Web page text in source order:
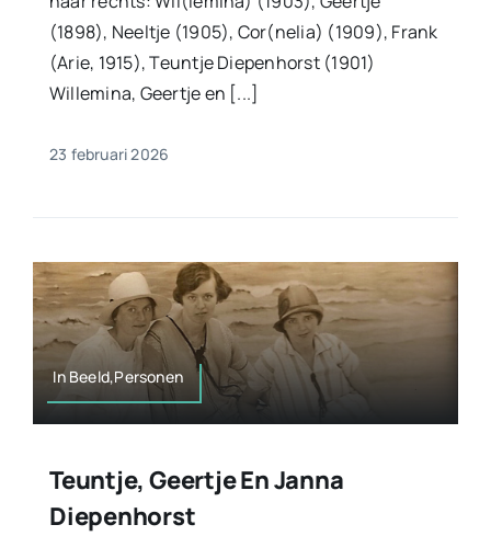
(1898), Neeltje (1905), Cor(nelia) (1909), Frank
(Arie, 1915), Teuntje Diepenhorst (1901)
Willemina, Geertje en [...]
23 februari 2026
In Beeld,Personen
Teuntje, Geertje En Janna
Diepenhorst